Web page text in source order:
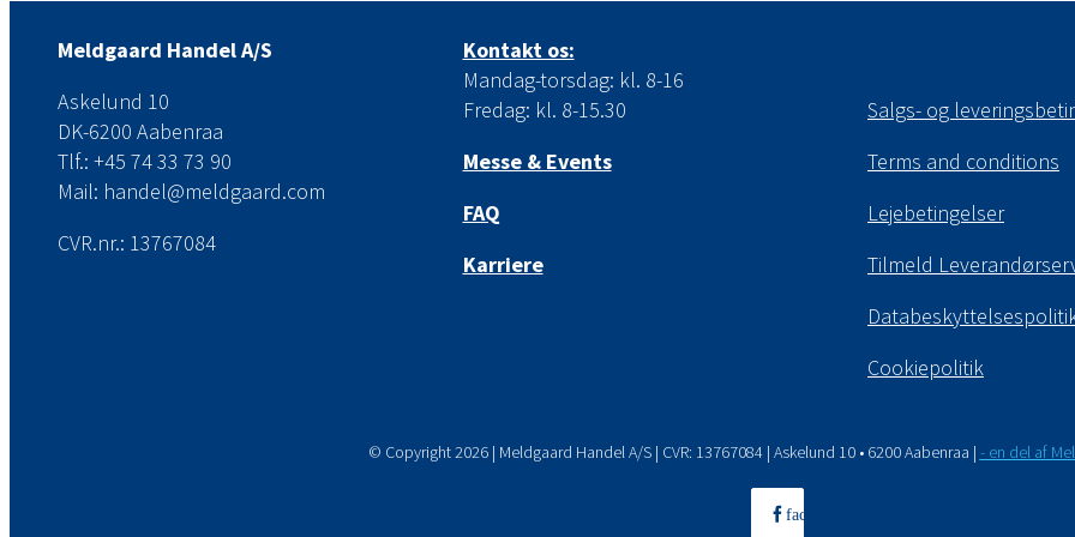
Meldgaard Handel A/S
Askelund 10
DK-6200 Aabenraa
Tlf.: +45 74 33 73 90
Mail: handel@meldgaard.com
CVR.nr.: 13767084
Kontakt os:
Mandag-torsdag: kl. 8-16
Fredag: kl. 8-15.30
Messe & Events
FAQ
Karriere
Salgs- og
Terms and conditions
Lejebetingelser
Tilmeld
Cookiepolitik
© Copyright2026 | Meldgaard Handel A/S | CVR: 13767084 | Askelund 10 • 6200 Aabenraa | - en del af
facebook